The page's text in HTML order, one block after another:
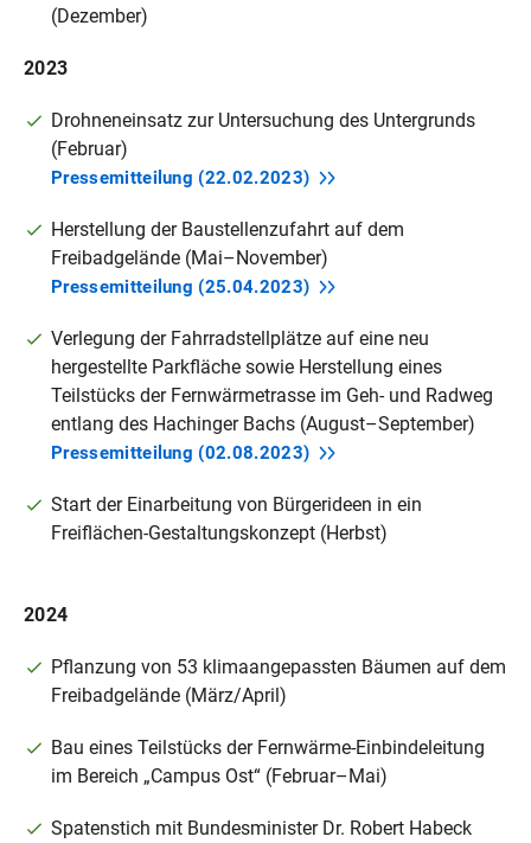
(Dezember)
2023
Drohneneinsatz zur Untersuchung des Untergrunds
(Februar)
Pressemitteilung (22.02.2023)
Herstellung der Baustellenzufahrt auf dem
Freibadgelände (Mai–November)
Pressemitteilung (25.04.2023)
Verlegung der Fahrradstellplätze auf eine neu
hergestellte Parkfläche sowie Herstellung eines
Teilstücks der Fernwärmetrasse im Geh- und Radweg
entlang des Hachinger Bachs (August–September)
Pressemitteilung (02.08.2023)
Start der Einarbeitung von Bürgerideen in ein
Freiflächen-Gestaltungskonzept (Herbst)
2024
Pflanzung von 53 klimaangepassten Bäumen auf dem
Freibadgelände (März/April)
Bau eines Teilstücks der Fernwärme-Einbindeleitung
im Bereich „Campus Ost“ (Februar–Mai)
Spatenstich mit Bundesminister Dr. Robert Habeck